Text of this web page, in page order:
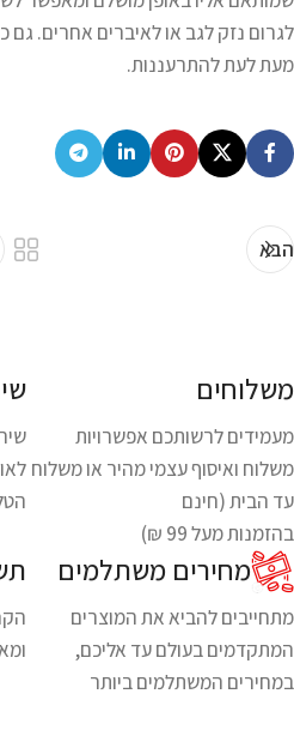
לגרום נזק לגב או לאיברים אחרים. גם
מעת לעת להתרעננות.
הבא
משלוחים
מעמידים לרשותכם אפשרויות
משלוח ואיסוף עצמי מהיר או משלוח
עד הבית (חינם
בהזמנות מעל 99 ₪)
מחירים משתלמים
מתחייבים להביא את המוצרים
המתקדמים בעולם עד אליכם,
במחירים המשתלמים ביותר